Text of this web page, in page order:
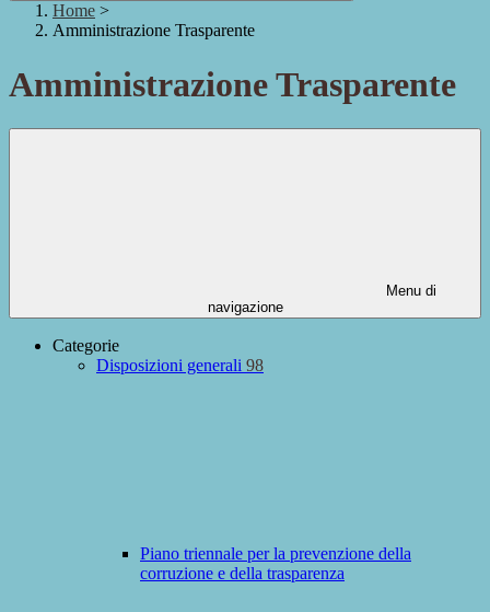
Home >
Amministrazione Trasparente
Amministrazione Trasparente
Menu di
navigazione
Categorie
Disposizioni generali 98
Piano triennale per la prevenzione della
corruzione e della trasparenza